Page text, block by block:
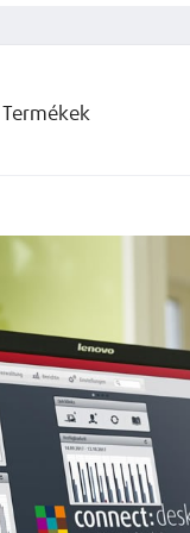
Termékek